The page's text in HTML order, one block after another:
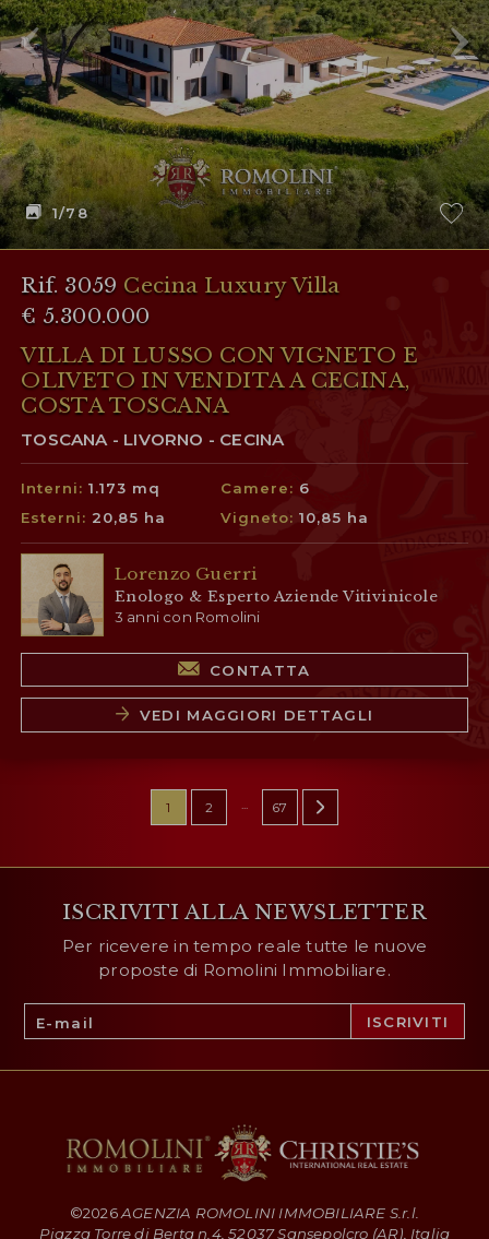
1/78
Rif. 3059 Cecina Luxury Villa
€ 5.300.000
VILLA DI LUSSO CON VIGNETO E
OLIVETO IN VENDITA A CECINA,
COSTA TOSCANA
TOSCANA - LIVORNO - CECINA
Interni:1.173 mq Camere: 6
Esterni: 20,85 ha Vigneto:10,85 ha
Lorenzo Guerri
Enologo & Esperto Aziende Vitivinicole
3 anni con Romolini
CONTATTA
VEDI MAGGIORI DETTAGLI
1 2 ... 67
ISCRIVITI ALLA NEWSLETTER
Per ricevere in tempo reale tutte le nuove
proposte di Romolini Immobiliare.
©2026AGENZIA ROMOLINI IMMOBILIARE S.r.l.
Piazza Torre di Berta n.4, 52037 Sansepolcro (AR), Italia